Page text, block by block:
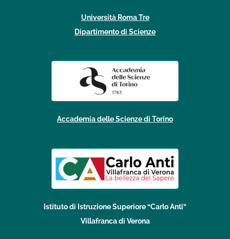
Università Roma Tre
Dipartimento di Scienze
Accademia delle Scienze di Torino
Istituto di Istruzione Superiore “Carlo Anti”
Villafranca di Verona